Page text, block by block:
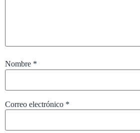
Nombre *
Correo electrónico *